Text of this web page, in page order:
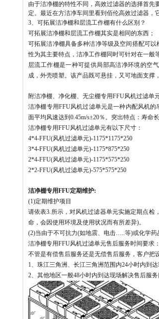
由于洁净棚的特性不同，高效过滤器的选择首
定。最近在方洁净车间里看到佰伦高效过滤器，
3、可拓展洁净棚和层流工作棚有什么区别？
可拓展洁净棚和层流工作棚其实是相同的东西；
可拓展洁净棚具备多种洁净等级及空间搭配可
性为其主要特点，洁净工作棚同时可针对在一般
层流工作棚是一种可提供局部高洁净环境的空
成，外壳喷塑。该产品既可悬挂，又可地面支撑
附洁净棚、净化棚、无尘棚专用FFU风机过滤单
洁净棚专用FFU风机过滤单元是一种内配风机
面平均风速达到0.45m/s±20％。突出特点：寿命
洁净棚专用FFU风机过滤单元有以下尺寸：
4*4-FFU(风机过滤单元)-1175*1175*250
3*4-FFU(风机过滤单元)-1175*875*250
2*4-FFU(风机过滤单元)-1175*575*250
2*2-FFU(风机过滤单元)-575*575*250
洁净棚专用FFU定期维护:
(1)定期维护项目
请依表3.所示，对风机过滤器单元实施定期点
命，会因使用环境及使用状况而有所差异)。
(2)当由于不可抗力(如地震、电击…..等)或化学
洁净棚专用FFU风机过滤单元售后服务时间要求：
不管是有偿售后服务还是无偿售后服务，客户把
1、珠江三角洲、长江三角洲范围内24小时内到
2、其他地区一般48小时内到达现场解决售后服务